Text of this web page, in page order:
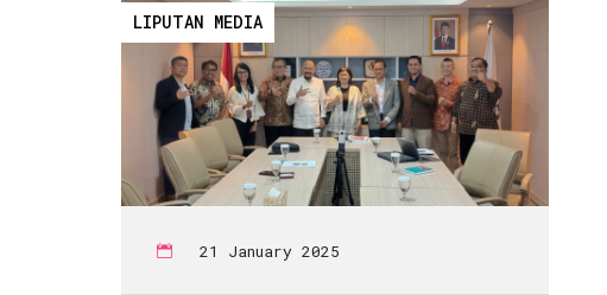
LIPUTAN MEDIA
21 January 2025